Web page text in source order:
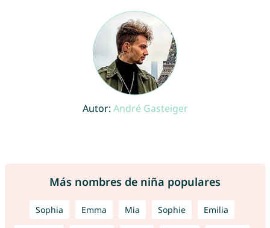
Autor: André Gasteiger
Más nombres de niña populares
Sophia Emma Mia Sophie Emilia